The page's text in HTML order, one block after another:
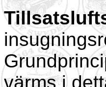
värms i